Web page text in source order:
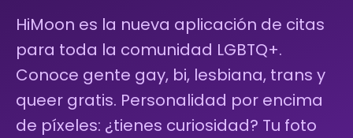
HiMoon es la nueva aplicación de citas
para toda la comunidad LGBTQ+.
Conoce gente gay, bi, lesbiana, trans y
queer gratis. Personalidad por encima
de píxeles: ¿tienes curiosidad? Tu foto